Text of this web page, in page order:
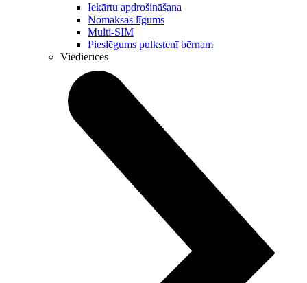
Iekārtu apdrošināšana
Nomaksas līgums
Multi-SIM
Pieslēgums pulkstenī bērnam
Viedierīces